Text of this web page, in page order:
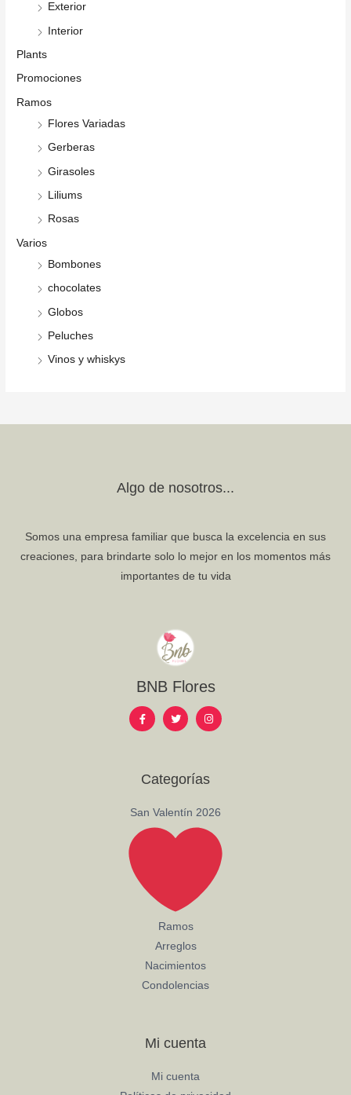
Exterior
Interior
Plants
Promociones
Ramos
Flores Variadas
Gerberas
Girasoles
Liliums
Rosas
Varios
Bombones
chocolates
Globos
Peluches
Vinos y whiskys
Algo de nosotros...
Somos una empresa familiar que busca la excelencia en sus
creaciones, para brindarte solo lo mejor en los momentos más
importantes de tu vida
BNB Flores
F
a
c
k
T
w
i
n
s
a
Categorías
San Valentín 2026
Ramos
Arreglos
Nacimientos
Condolencias
Mi cuenta
Mi cuenta